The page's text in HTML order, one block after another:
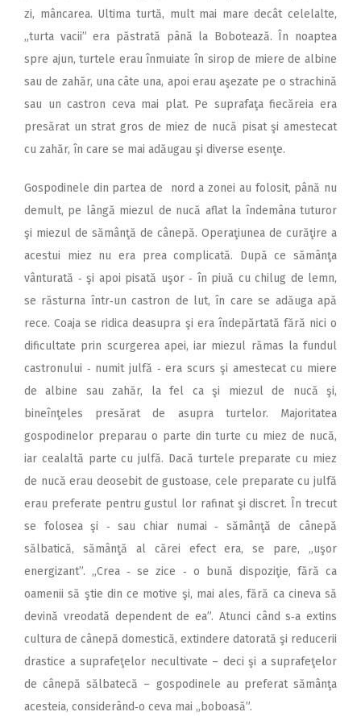
zi, mân­carea. Ultima turtă, mult mai mare decât celelalte,
„turta vacii” era păstrată până la Bobotează. În noaptea
spre ajun, turtele erau înmuiate în sirop de miere de albine
sau de zahăr, una câte una, apoi erau aşezate pe o strachină
sau un castron ceva mai plat. Pe suprafaţa fiecăreia era
presărat un strat gros de miez de nucă pisat şi amestecat
cu zahăr, în care se mai adăugau şi diverse esenţe.
Gospodinele din partea de nord a zonei au folosit, până nu
demult, pe lângă miezul de nucă aflat la îndemâna tuturor
şi miezul de sămânţă de cânepă. Operaţiunea de curăţire a
acestui miez nu era prea complicată. După ce sămânţa
vânturată ‑ şi apoi pisată uşor ‑ în piuă cu chilug de lemn,
se răsturna într‑un castron de lut, în care se adăuga apă
rece. Coaja se ridica deasupra şi era îndepărtată fără nici o
dificultate prin scurgerea apei, iar miezul rămas la fundul
castronului ‑ numit julfă ‑ era scurs şi amestecat cu miere
de albine sau zahăr, la fel ca şi miezul de nucă şi,
bineînţeles presărat de asupra turtelor. Majoritatea
gospodinelor preparau o parte din turte cu miez de nucă,
iar cealaltă parte cu julfă. Dacă turtele preparate cu miez
de nucă erau deosebit de gustoase, cele preparate cu julfă
erau preferate pentru gustul lor rafinat şi discret. În trecut
se folosea şi ‑ sau chiar numai ‑ sămânţă de cânepă
sălbatică, sămânţă al cărei efect era, se pare, „uşor
energizant”. „Crea ‑ se zice ‑ o bună dispoziţie, fără ca
oamenii să ştie din ce motive şi, mai ales, fără ca cineva să
devină vreodată dependent de ea”. Atunci când s‑a extins
cultura de cânepă domestică, extindere datorată şi reducerii
dras­tice a suprafeţelor ne­cul­­tivate – deci şi a su­pra­­feţelor
de cânepă săl­batecă – gospodinele au preferat sămânţa
acesteia, considerând‑o ceva mai „boboasă”.